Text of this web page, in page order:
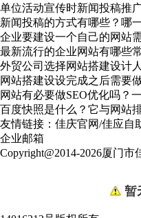
单位活动宣传时新闻投稿推
新闻投稿的方式有哪些？哪
企业要建设一个自己的网站
最新流行的企业网站有哪些
外贸公司选择网站搭建设计
网站搭建设设完成之后需要
网站有必要做SEO优化吗？
百度快照是什么？它与网站
友情链接： 佳庆官网/佳应自
企业邮箱
Copyright@2014-2026厦门